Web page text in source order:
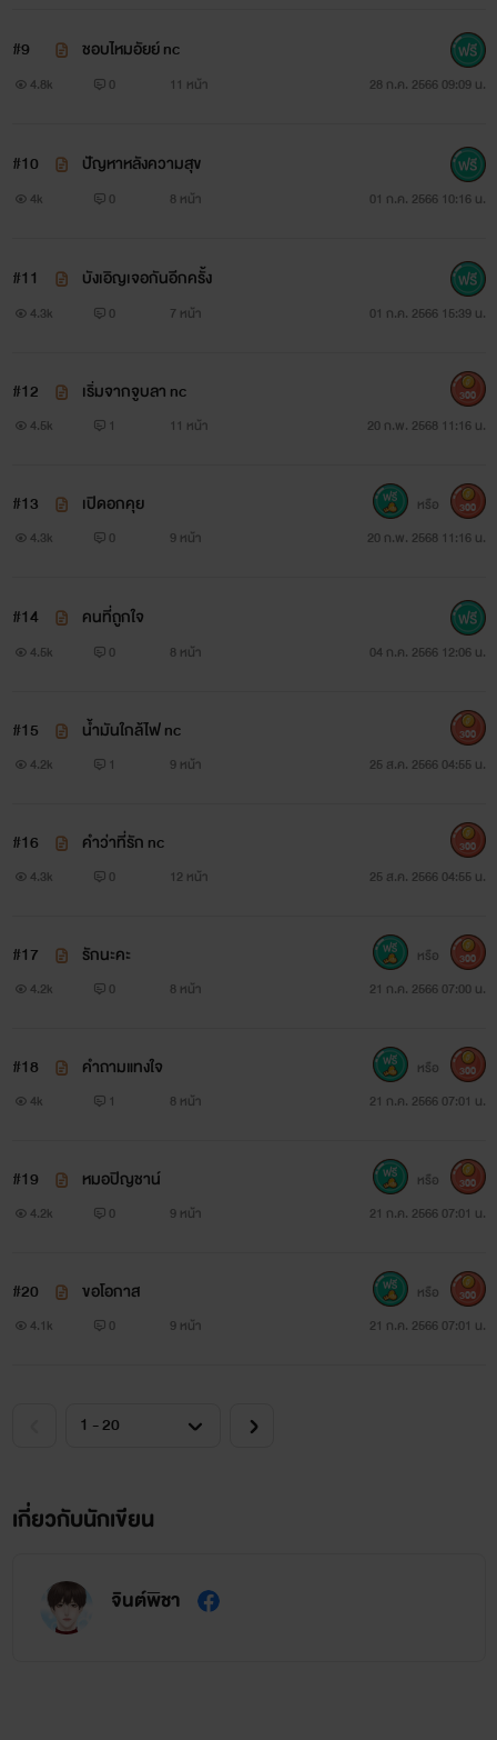
#9 ชอบไหมอัยย์ nc
4.8k 0 11 หน้า 28 ก.ค. 2566 09:09 น.
#10 ปัญหาหลังความสุข
4k 0 8 หน้า 01 ก.ค. 2566 10:16 น.
#11 บังเอิญเจอกันอีกครั้ง
4.3k 0 7 หน้า 01 ก.ค. 2566 15:39 น.
#12 เริ่มจากจูบลา nc
4.5k 1 11 หน้า 20 ก.พ. 2568 11:16 น.
300
#13 เปิดอกคุย
4.3k 0 9 หน้า 20 ก.พ. 2568 11:16 น.
หรือ 300
#14 คนที่ถูกใจ
4.5k 0 8 หน้า 04 ก.ค. 2566 12:06 น.
#15 น้ำมันใกล้ไฟ nc
4.2k 1 9 หน้า 25 ส.ค. 2566 04:55 น.
300
#16 คำว่าที่รัก nc
4.3k 0 12 หน้า 25 ส.ค. 2566 04:55 น.
300
#17 รักนะคะ
4.2k 0 8 หน้า 21 ก.ค. 2566 07:00 น.
หรือ 300
#18 คำถามแทงใจ
4k 1 8 หน้า 21 ก.ค. 2566 07:01 น.
หรือ 300
#19 หมอปิญชาน์
4.2k 0 9 หน้า 21 ก.ค. 2566 07:01 น.
หรือ 300
#20 ขอโอกาส
4.1k 0 9 หน้า 21 ก.ค. 2566 07:01 น.
หรือ 300
เกี่ยวกับนักเขียน
จินต์พิชา